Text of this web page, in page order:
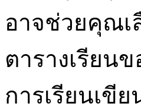
อาจช่วยคุณเ
ตารางเรียน
การเรียนเขี